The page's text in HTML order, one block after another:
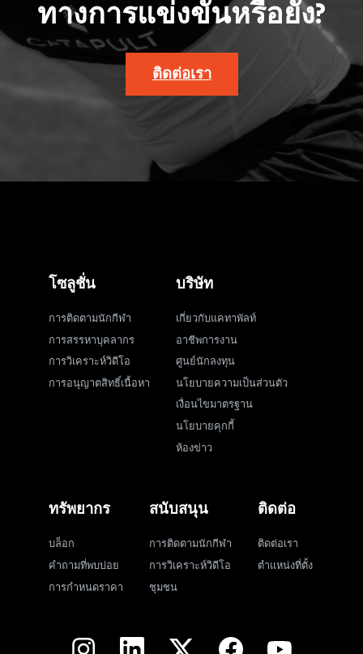
ทางการแข่งขันหรือยัง?
ติดต่อเรา
โซลูชั่น
การติดตามนักกีฬา
การสรรหาบุคลากร
การวิเคราะห์วิดีโอ
การอนุญาตสิทธิ์เนื้อหา
บริษัท
เกี่ยวกับแคทาพัลท์
อาชีพการงาน
ศูนย์นักลงทุน
นโยบายความเป็นส่วนตัว
เงื่อนไขมาตรฐาน
นโยบายคุกกี้
ห้องข่าว
ทรัพยากร
บล็อก
คำถามที่พบบ่อย
การกำหนดราคา
สนับสนุน
การติดตามนักกีฬา
การวิเคราะห์วิดีโอ
ชุมชน
ติดต่อ
ติดต่อเรา
ตำแหน่งที่ตั้ง